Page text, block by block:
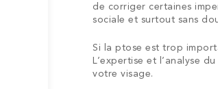
de corriger certaines
sociale et surtout sans
Si la ptose est trop
L’expertise et l’analyse
votre visage.